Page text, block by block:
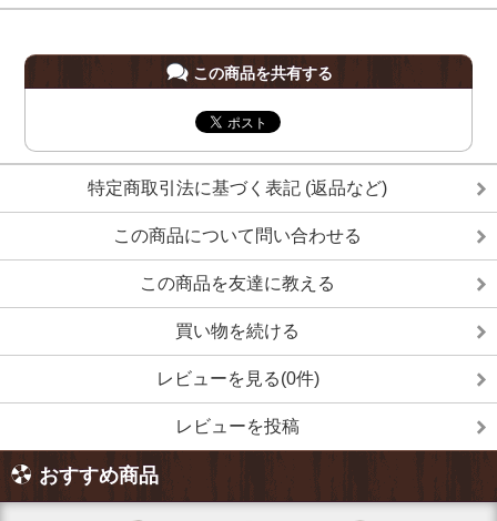
この商品を共有する
特定商取引法に基づく表記 (返品など)
この商品について問い合わせる
この商品を友達に教える
買い物を続ける
レビューを見る(0件)
レビューを投稿
おすすめ商品